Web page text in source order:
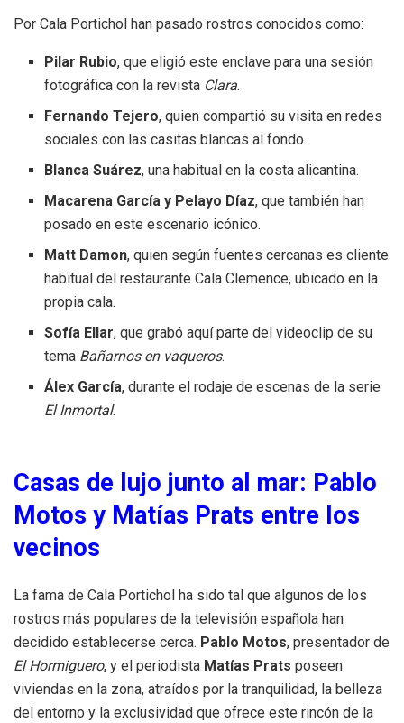
Por Cala Portichol han pasado rostros conocidos como:
Pilar Rubio, que eligió este enclave para una sesión
fotográfica con la revista Clara.
Fernando Tejero, quien compartió su visita en redes
sociales con las casitas blancas al fondo.
Blanca Suárez, una habitual en la costa alicantina.
Macarena García y Pelayo Díaz, que también han
posado en este escenario icónico.
Matt Damon, quien según fuentes cercanas es cliente
habitual del restaurante Cala Clemence, ubicado en la
propia cala.
Sofía Ellar, que grabó aquí parte del videoclip de su
tema Bañarnos en vaqueros.
Álex García, durante el rodaje de escenas de la serie
El Inmortal.
Casas de lujo junto al mar: Pablo
Motos y Matías Prats entre los
vecinos
La fama de Cala Portichol ha sido tal que algunos de los
rostros más populares de la televisión española han
decidido establecerse cerca. Pablo Motos, presentador de
El Hormiguero, y el periodista Matías Prats poseen
viviendas en la zona, atraídos por la tranquilidad, la belleza
del entorno y la exclusividad que ofrece este rincón de la